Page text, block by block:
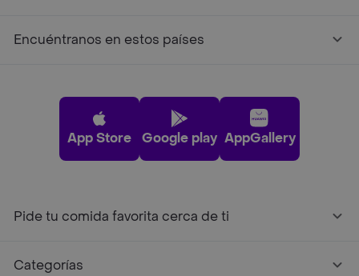
Encuéntranos en estos países
App Store Google play AppGallery
Pide tu comida favorita cerca de ti
Categorías